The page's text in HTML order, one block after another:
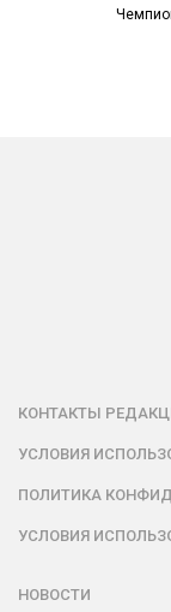
КОНТАКТЫ
УСЛОВИЯ
ПОЛИТИКА
УСЛОВИЯ
НОВОСТИ